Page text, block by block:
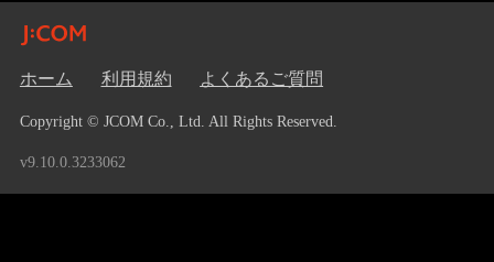
ホーム 利用規約 よくあるご質問
Copyright © JCOM Co., Ltd. All Rights Reserved.
v9.10.0.3233062